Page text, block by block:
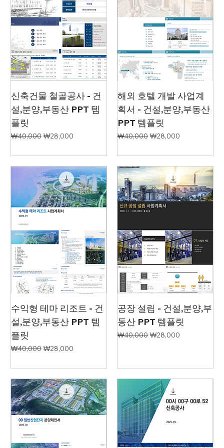
신축건물 철골공사 - 건
설,분양,부동산 PPT 템
플릿
일반가
₩40,000 할인가
₩28,000
해외 호텔 개발 사업계
획서 - 건설,분양,부동산
PPT 템플릿
일반가
₩40,000 할인가
₩28,000
수익형 테마 리조트 - 건
설,분양,부동산 PPT 템
플릿
일반가
₩40,000 할인가
₩28,000
공장 설립 - 건설,분양,부
동산 PPT 템플릿
일반가
₩40,000 할인가
₩28,000